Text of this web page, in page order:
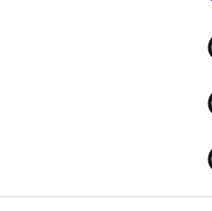
im
Wichtige